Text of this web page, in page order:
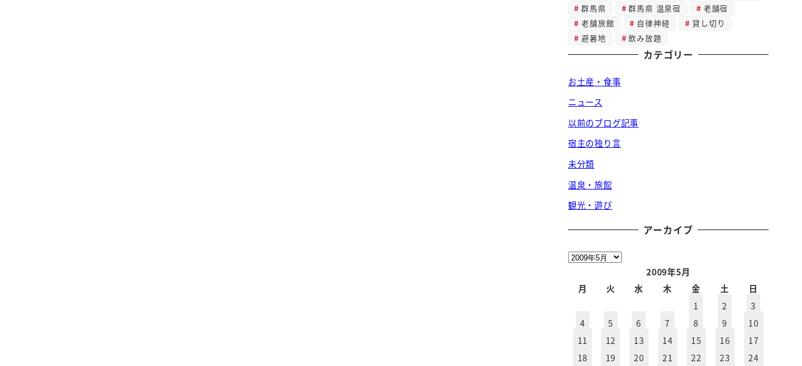
群馬県
群馬県 温泉宿
老舗宿
老舗旅館
自律神経
貸し切り
避暑地
飲み放題
カテゴリー
お土産・食事
ニュース
以前のブログ記事
宿主の独り言
未分類
温泉・旅館
観光・遊び
アーカイブ
ア
2009年5月
月
火 水 木 金 土
日
1
2
3
4
5 6 7 8 9
10
11
12 13 14 15 16
17
18
19 20 21 22 23 24